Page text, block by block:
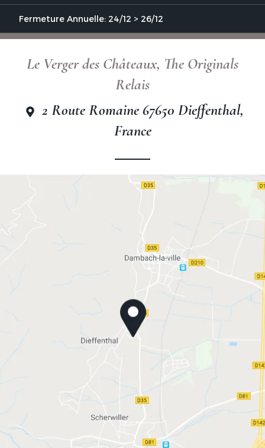
Fermeture Annuelle: 24/12 > 26/12
Le Verger des Châteaux, The Originals
Relais
2 Route Romaine 67650 Dieffenthal,
France